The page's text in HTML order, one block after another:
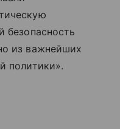
безопасность
из важнейших
политики».